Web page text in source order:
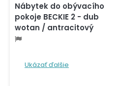
Nábytek do obývacího
pokoje BECKIE 2 - dub
wotan / antracitový
Ukázať ďalšie